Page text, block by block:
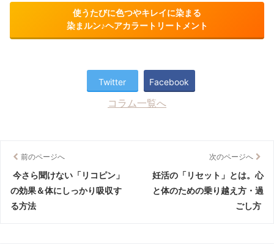
使うたびに色つやキレイに染まる
染まルン♪ヘアカラートリートメント
Twitter Facebook
コラム一覧へ
前のページへ
今さら聞けない「リコピン」
の効果＆体にしっかり吸収す
る方法
次のページへ
妊活の「リセット」とは。心
と体のための乗り越え方・過
ごし方